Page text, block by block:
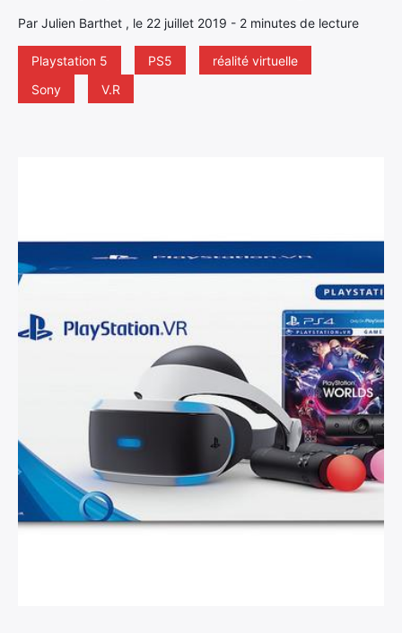
Par Julien Barthet , le 22 juillet 2019 - 2 minutes de lecture
Playstation 5 PS5
réalité virtuelle
Sony
V.R